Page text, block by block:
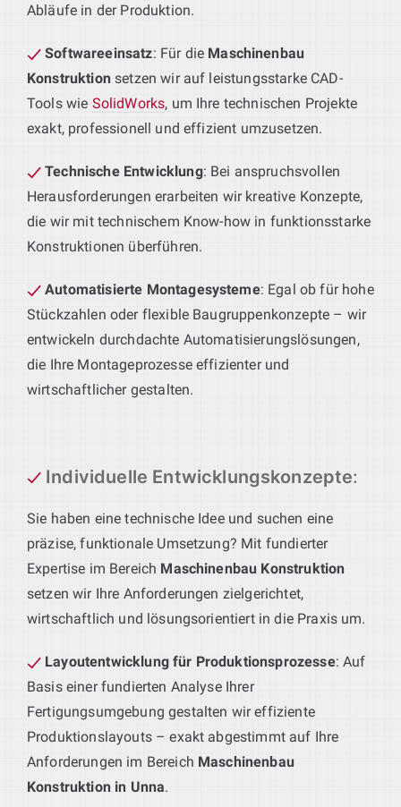
Abläufe in der Produktion.
Softwareeinsatz: Für die Maschinenbau
Konstruktionsetzen wir auf leistungsstarke CAD-
Tools wie SolidWorks, um Ihre technischen Projekte
exakt, professionell und effizient umzusetzen.
Technische Entwicklung: Bei anspruchsvollen
Herausforderungen erarbeiten wir kreative Konzepte,
die wir mit technischem Know-how in funktionsstarke
Konstruktionen überführen.
Automatisierte Montagesysteme: Egal ob für hohe
Stückzahlen oder flexible Baugruppenkonzepte – wir
entwickeln durchdachte Automatisierungslösungen,
die Ihre Montageprozesse effizienter und
wirtschaftlicher gestalten.
Individuelle Entwicklungskonzepte:
Sie haben eine technische Idee und suchen eine
präzise, funktionale Umsetzung? Mit fundierter
Expertise im Bereich Maschinenbau Konstruktion
setzen wir Ihre Anforderungen zielgerichtet,
wirtschaftlich und lösungsorientiert in die Praxis um.
Layoutentwicklung für Produktionsprozesse: Auf
Basis einer fundierten Analyse Ihrer
Fertigungsumgebung gestalten wir effiziente
Produktionslayouts – exakt abgestimmt auf Ihre
Anforderungen im Bereich Maschinenbau
Konstruktion in Unna.